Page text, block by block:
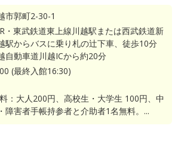
市郭町2-30-1
・東武鉄道東上線川越駅または西武鉄道新
駅からバスに乗り札の辻下車、徒歩10分
自動車道川越ICから約20分
(最終入館16:30)
：大人200円、高校生・大学生 100円、中
障害者手帳持参者と介助者1名無料。...